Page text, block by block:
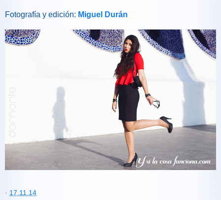
Fotografía y edición: Miguel Durán
· 17.11.14